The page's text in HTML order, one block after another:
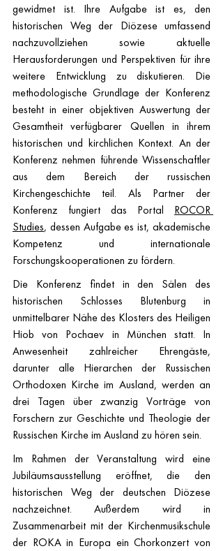
gewidmet ist. Ihre Aufgabe ist es, den
historischen Weg der Diözese umfassend
nachzuvollziehen sowie aktuelle
Herausforderungen und Perspektiven für ihre
weitere Entwicklung zu diskutieren. Die
methodologische Grundlage der Konferenz
besteht in einer objektiven Auswertung der
Gesamtheit verfügbarer Quellen in ihrem
historischen und kirchlichen Kontext. An der
Konferenz nehmen führende Wissenschaftler
aus dem Bereich der russischen
Kirchengeschichte teil. Als Partner der
Konferenz fungiert das Portal ROCOR
Studies, dessen Aufgabe es ist, akademische
Kompetenz und internationale
Forschungskooperationen zu fördern.
Die Konferenz findet in den Sälen des
historischen Schlosses Blutenburg in
unmittelbarer Nähe des Klosters des Heiligen
Hiob von Pochaev in München statt. In
Anwesenheit zahlreicher Ehrengäste,
darunter alle Hierarchen der Russischen
Orthodoxen Kirche im Ausland, werden an
drei Tagen über zwanzig Vorträge von
Forschern zur Geschichte und Theologie der
Russischen Kirche im Ausland zu hören sein.
Im Rahmen der Veranstaltung wird eine
Jubiläumsausstellung eröffnet, die den
historischen Weg der deutschen Diözese
nachzeichnet. Außerdem wird in
Zusammenarbeit mit der Kirchenmusikschule
der ROKA in Europa ein Chorkonzert von